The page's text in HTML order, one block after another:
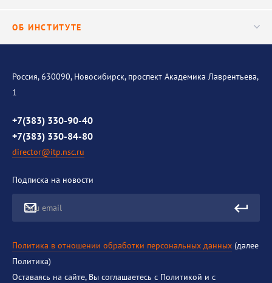
Исследования
ОБ ИНСТИТУТЕ
История института
Контакты
Противодействие коррупции
Россия, 630090, Новосибирск, проспект Академика Лаврентьева,
1
+7(383) 330-90-40
+7(383) 330-84-80
director@itp.nsc.ru
Подписка на новости
Ваш email
Политика в отношении обработки персональных данных (далее
Политика)
Оставаясь на сайте, Вы соглашаетесь с Политикой и с